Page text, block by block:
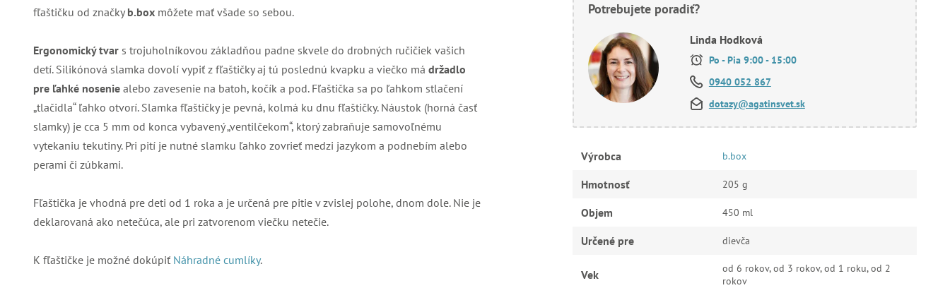
fľaštičku od značkyb.box môžete mať všade so sebou.
Ergonomický tvar s trojuholníkovou základňou padne skvele do drobných ručičiek vašich
detí. Silikónová slamka dovolí vypiť z fľaštičky aj tú poslednú kvapku a viečko má držadlo
pre ľahké nosenie alebo zavesenie na batoh, kočík a pod. Fľaštička sa po ľahkom stlačení
„tlačidla“ ľahko otvorí. Slamka fľaštičky je pevná, kolmá ku dnu fľaštičky. Náustok (horná časť
slamky) je cca 5 mm od konca vybavený „ventilčekom“, ktorý zabraňuje samovoľnému
vytekaniu tekutiny. Pri pití je nutné slamku ľahko zovrieť medzi jazykom a podnebím alebo
perami či zúbkami.
Fľaštička je vhodná pre deti od 1 roka a je určená pre pitie v zvislej polohe, dnom dole. Nie je
deklarovaná ako netečúca, ale pri zatvorenom viečku netečie.
K fľaštičke je možné dokúpiť Náhradné cumlíky.
Potrebujete poradiť?
Linda Hodková
Po - Pia 9:00 - 15:00
0940 052 867
dotazy@agatinsvet.sk
Výrobca b.box
Hmotnosť 205 g
Objem 450 ml
Určené pre dievča
Vek
od 6 rokov, od 3 rokov, od 1 roku, od 2
rokov